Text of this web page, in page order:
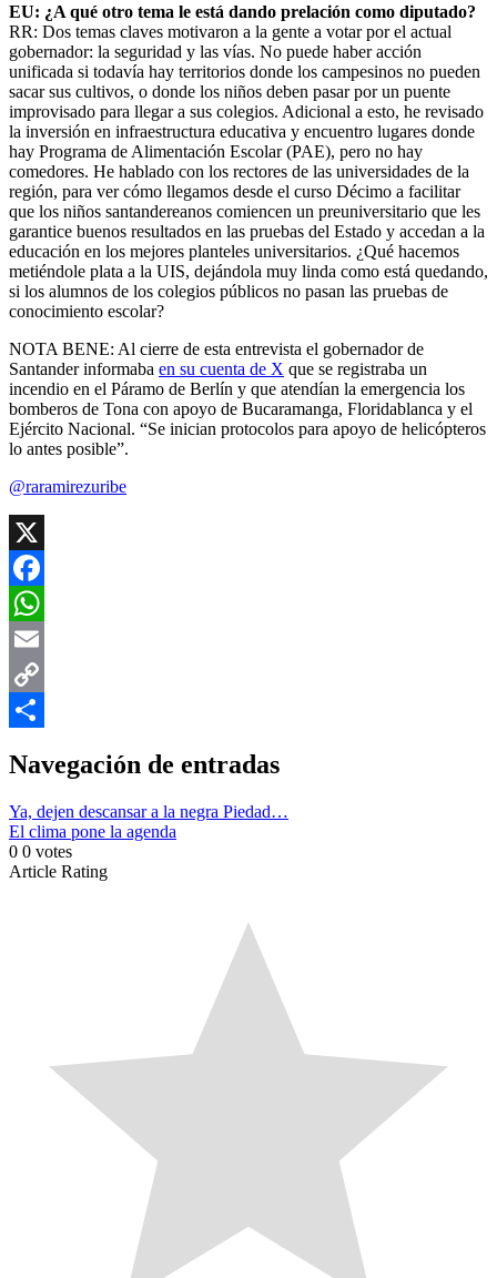
EU: ¿A qué otro tema le está dando prelación como diputado?
RR: Dos temas claves motivaron a la gente a votar por el actual
gobernador: la seguridad y las vías. No puede haber acción
unificada si todavía hay territorios donde los campesinos no pueden
sacar sus cultivos, o donde los niños deben pasar por un puente
improvisado para llegar a sus colegios. Adicional a esto, he revisado
la inversión en infraestructura educativa y encuentro lugares donde
hay Programa de Alimentación Escolar (PAE), pero no hay
comedores. He hablado con los rectores de las universidades de la
región, para ver cómo llegamos desde el curso Décimo a facilitar
que los niños santandereanos comiencen un preuniversitario que les
garantice buenos resultados en las pruebas del Estado y accedan a la
educación en los mejores planteles universitarios. ¿Qué hacemos
metiéndole plata a la UIS, dejándola muy linda como está quedando,
si los alumnos de los colegios públicos no pasan las pruebas de
conocimiento escolar?
NOTA BENE: Al cierre de esta entrevista el gobernador de
Santander informaba en su cuenta de X que se registraba un
incendio en el Páramo de Berlín y que atendían la emergencia los
bomberos de Tona con apoyo de Bucaramanga, Floridablanca y el
Ejército Nacional. “Se inician protocolos para apoyo de helicópteros
lo antes posible”.
@raramirezuribe
X
Facebook
WhatsApp
Email
Copy
Navegación de entradas
Ya, dejen descansar a la negra Piedad…
El clima pone la agenda
0 0 votes
Article Rating